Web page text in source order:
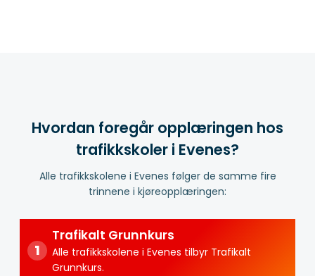
Hvordan foregår opplæringen hos
trafikkskoler i Evenes?
Alle trafikkskolene i Evenes følger de samme fire
trinnene i kjøreopplæringen:
Trafikalt Grunnkurs
Alle trafikkskolene i Evenes tilbyr Trafikalt
Grunnkurs.